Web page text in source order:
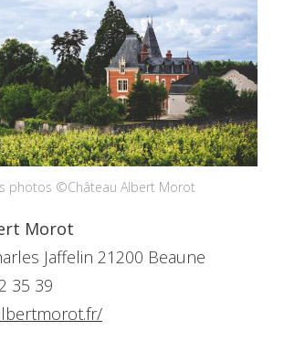
photos ©Château Albert Morot
Morot
Jaffelin 21200 Beaune
35 39